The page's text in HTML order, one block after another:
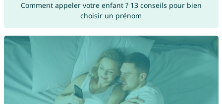
Comment appeler votre enfant ? 13 conseils pour bien
choisir un prénom